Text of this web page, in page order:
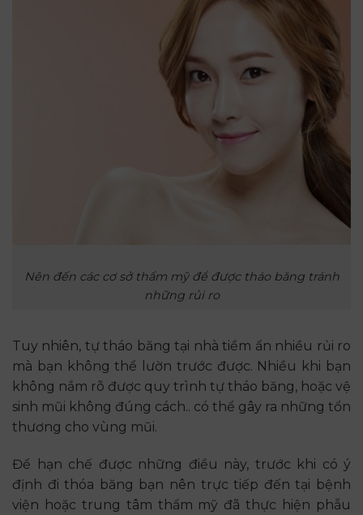
Nên đến các cơ sở thẩm mỹ để được tháo băng tránh
những rủi ro
Tuy nhiên, tự tháo băng tại nhà tiềm ẩn nhiều rủi ro
mà bạn không thể lườn trước được. Nhiều khi bạn
không nắm rõ được quy trình tự tháo băng, hoặc vệ
sinh mũi không đúng cách.. có thể gây ra những tổn
thương cho vùng mũi.
Để hạn chế được những điều này, trước khi có ý
định đi thóa băng bạn nên trực tiếp đến tại bệnh
viện hoặc trung tâm thẩm mỹ đã thực hiện phẫu